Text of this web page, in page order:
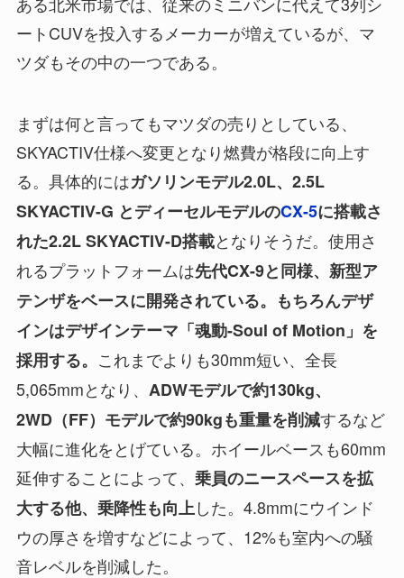
ートCUVを投入するメーカーが増えているが、マ
ツダもその中の一つである。
まずは何と言ってもマツダの売りとしている、
SKYACTIV仕様へ変更となり燃費が格段に向上す
る。具体的にはガソリンモデル2.0L、2.5L
SKYACTIV-G とディーセルモデルのCX-5に搭載さ
れた2.2L SKYACTIV-D搭載となりそうだ。使用さ
れるプラットフォームは先代CX-9と同様、新型ア
テンザをベースに開発されている。 もちろんデザ
インはデザインテーマ「魂動-Soul of Motion」を
採用する。 これまでよりも30mm短い、全長
5,065mmとなり、 ADWモデルで約130kg、
2WD（FF）モデルで約90kgも重量を削減するなど
大幅に進化をとげている。ホイールベースも60mm
延伸することによって、 乗員のニースペースを拡
大する他、乗降性も向上した。4.8mmにウインド
ウの厚さを増すなどによって、12%も室内への騒
音レベルを削減した。